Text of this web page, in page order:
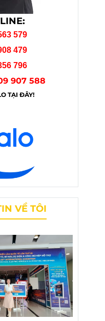
579
479
796
907 588
TẠI ĐÂY!
VỀ TÔI